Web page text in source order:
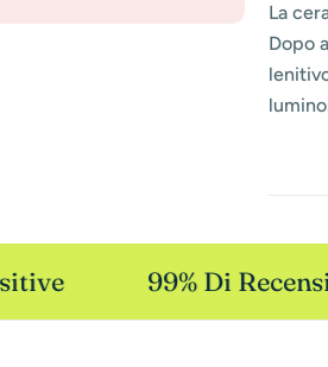
La
Dopo
99% Di